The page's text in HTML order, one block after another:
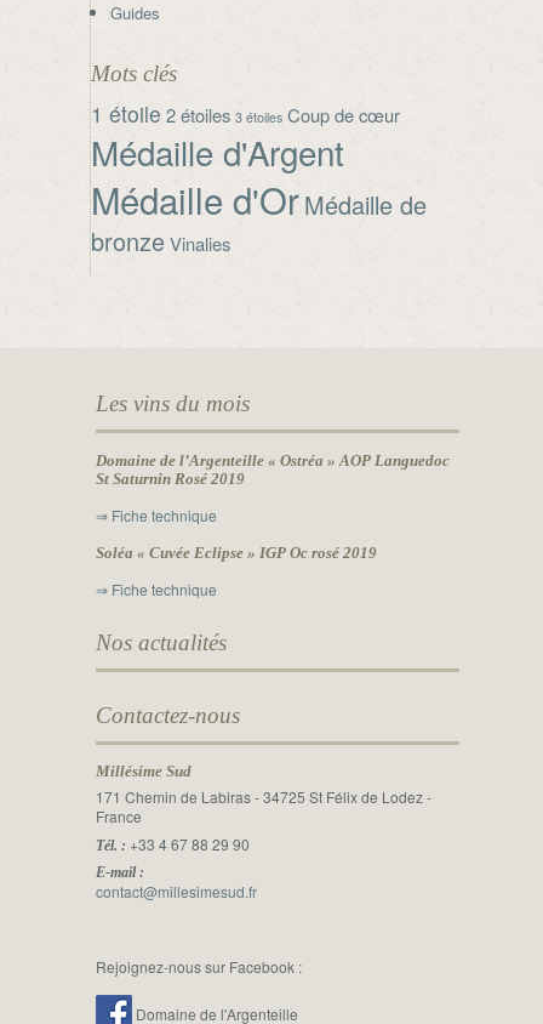
Guides
Mots clés
1 étoile 2 étoiles 3 étoiles Coup de cœur
Médaille d'Argent
Médaille d'OrMédaille de
bronzeVinalies
Les vins du mois
Domaine de l’Argenteille « Ostréa » AOP Languedoc
St Saturnin Rosé 2019
⇒ Fiche technique
Soléa « Cuvée Eclipse » IGP Oc rosé 2019
⇒ Fiche technique
Nos actualités
Contactez-nous
Millésime Sud
171 Chemin de Labiras - 34725 St Félix de Lodez -
France
Tél. : +33 4 67 88 29 90
E-mail :
contact@millesimesud.fr
Rejoignez-nous sur Facebook :
Domaine de l'Argenteille